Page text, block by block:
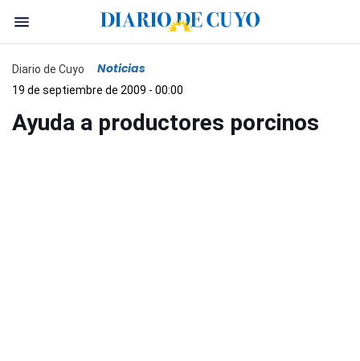
Diario de Cuyo Noticias
19 de septiembre de 2009 - 00:00
Ayuda a productores porcinos